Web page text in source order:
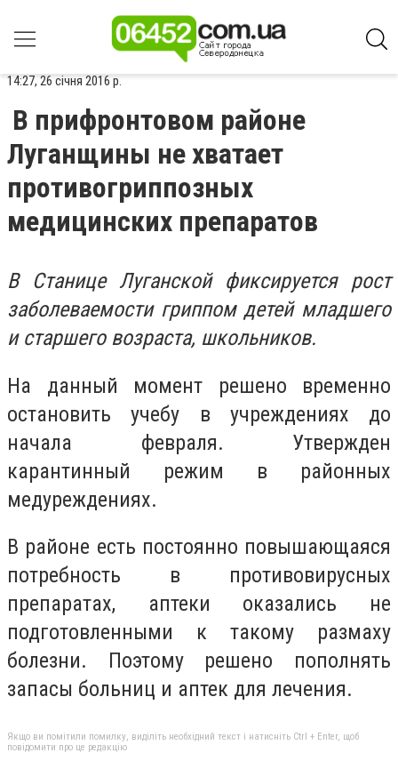
14:27, 26 січня 2016 р.
В прифронтовом районе
Луганщины не хватает
противогриппозных
медицинских препаратов
В Станице Луганской фиксируется рост
заболеваемости гриппом детей младшего
и старшего возраста, школьников.
На данный момент решено временно
остановить учебу в учреждениях до
начала февраля. Утвержден
карантинный режим в районных
медуреждениях.
В районе есть постоянно повышающаяся
потребность в противовирусных
препаратах, аптеки оказались не
подготовленными к такому размаху
болезни. Поэтому решено пополнять
запасы больниц и аптек для лечения.
Якщо ви помітили помилку, виділіть необхідний текст і натисніть Ctrl + Enter, щоб
повідомити про це редакцію